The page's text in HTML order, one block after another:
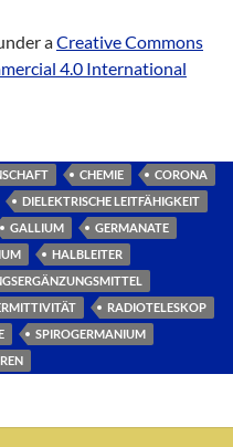
aCreative Commons
4.0 International
CHEMIE
CORONA
DIELEKTRISCHE LEITFÄHIGKEIT
GALLIUM
GERMANATE
HALBLEITER
RADIOTELESKOP
SPIROGERMANIUM